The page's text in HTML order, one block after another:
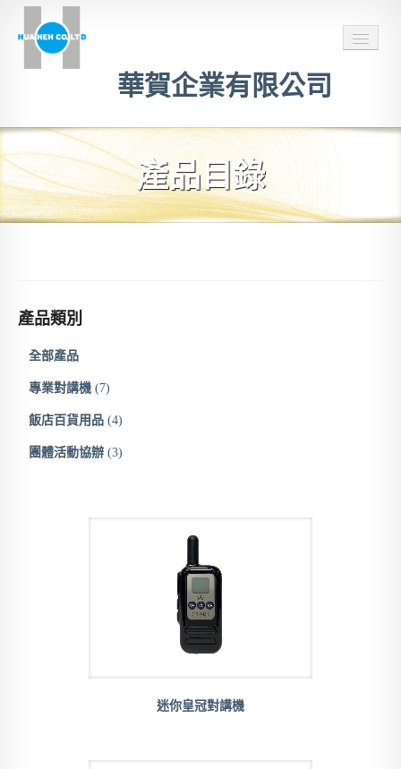
華賀企業有限公司
主頁
服務項目
推薦連結
產品目錄
產品類別
全部產品
專業對講機 (7)
飯店百貨用品 (4)
團體活動協辦 (3)
迷你皇冠對講機